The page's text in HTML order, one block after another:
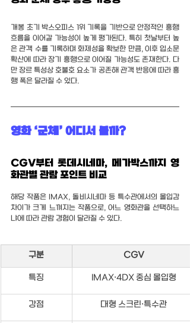
개봉 초기 박스오피스 1위 기록을 기반으로 안정적인 흥행
흐름을 이어갈 가능성이 높게 평가된다. 특히 첫날부터 높
은 관객 수를 기록하며 화제성을 확보한 만큼, 이후 입소문
확산에 따라 장기 흥행으로 이어질 가능성도 존재한다. 다
만 장르 특성상 호불호 요소가 공존해 관객 반응에 따라 흥
행 폭은 달라질 수 있다.
영화 ‘군체’ 어디서 볼까?
CGV부터 롯데시네마, 메가박스까지 영
화관별 관람 포인트 비교
해당 작품은 IMAX, 돌비시네마 등 특수관에서의 몰입감
차이가 크게 느껴지는 작품으로, 어느 영화관을 선택하느
냐에 따라 관람 경험이 달라질 수 있다.
구분 CGV
특징 IMAX·4DX 중심 몰입형
강점 대형 스크린·특수관